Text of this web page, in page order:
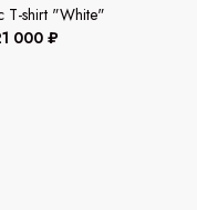
T-shirt "White"
000 ₽